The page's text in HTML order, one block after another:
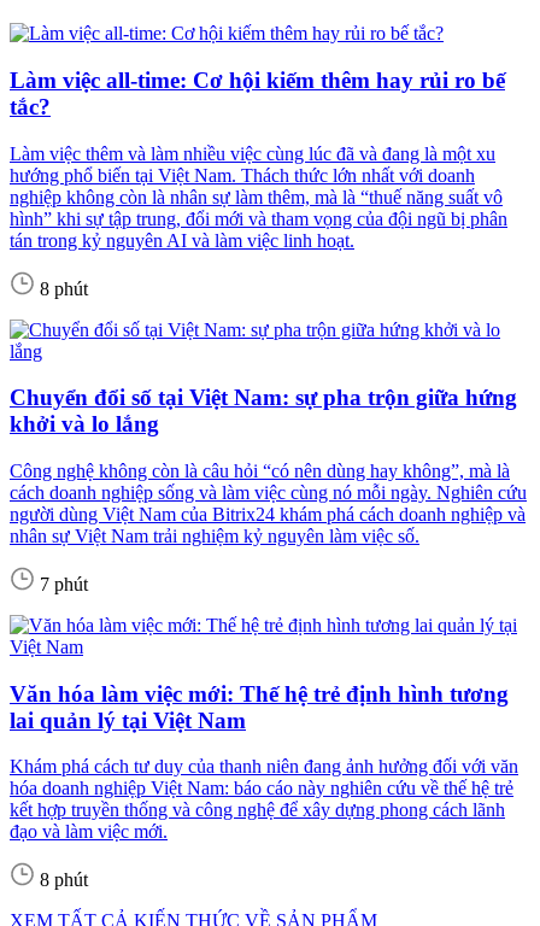
Làm việc all-time: Cơ hội kiếm thêm hay rủi ro bế
tắc?
Làm việc thêm và làm nhiều việc cùng lúc đã và đang là một xu
hướng phổ biến tại Việt Nam. Thách thức lớn nhất với doanh
nghiệp không còn là nhân sự làm thêm, mà là “thuế năng suất vô
hình” khi sự tập trung, đổi mới và tham vọng của đội ngũ bị phân
tán trong kỷ nguyên AI và làm việc linh hoạt.
8 phút
Chuyển đổi số tại Việt Nam: sự pha trộn giữa hứng
khởi và lo lắng
Công nghệ không còn là câu hỏi “có nên dùng hay không”, mà là
cách doanh nghiệp sống và làm việc cùng nó mỗi ngày. Nghiên cứu
người dùng Việt Nam của Bitrix24 khám phá cách doanh nghiệp và
nhân sự Việt Nam trải nghiệm kỷ nguyên làm việc số.
7 phút
Văn hóa làm việc mới: Thế hệ trẻ định hình tương
lai quản lý tại Việt Nam
Khám phá cách tư duy của thanh niên đang ảnh hưởng đối với văn
hóa doanh nghiệp Việt Nam: báo cáo này nghiên cứu về thế hệ trẻ
kết hợp truyền thống và công nghệ để xây dựng phong cách lãnh
đạo và làm việc mới.
8 phút
XEM TẤT CẢ KIẾN THỨC VỀ SẢN PHẨM